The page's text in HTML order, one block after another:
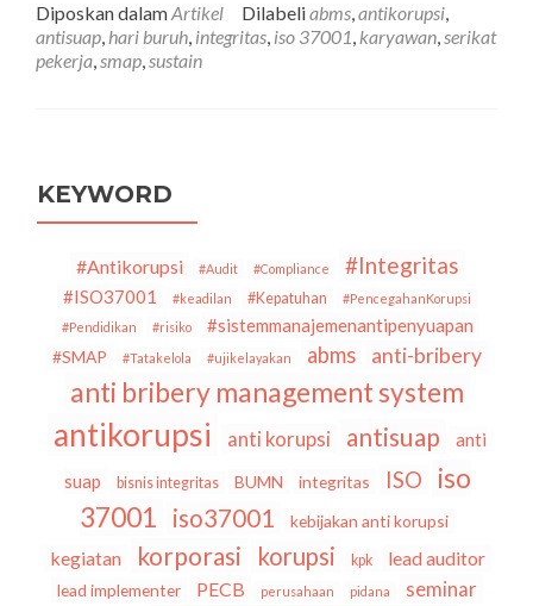
ISO
37001
KE-
Kesejahteraan
Diposkan dalamArtikel Dilabeliabms,antikorupsi,
antisuap, hari buruh, integritas, iso 37001, karyawan,serikat
pekerja,smap,sustain
KEYWORD
#Antikorupsi #Audit #Compliance #Integritas
#ISO37001 #keadilan #Kepatuhan
#PencegahanKorupsi
#Pendidikan
#risiko #sistemmanajemenantipenyuapan
#SMAP #Tatakelola #ujikelayakan abms anti-bribery
anti bribery management system
antikorupsi anti korupsi antisuap
anti
suap
bisnis integritas BUMN integritas ISO
iso
37001
iso37001 kebijakan anti korupsi
kegiatan korporasi korupsi kpk lead auditor
lead implementer PECB perusahaan pidana seminar